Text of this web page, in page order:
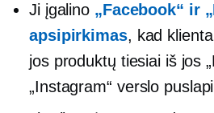
Ji įgalino „Facebook“ ir
apsipirkimas, kad
jos produktų tiesiai iš jos
„Instagram“ verslo